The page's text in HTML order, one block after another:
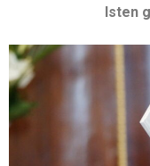
Isten